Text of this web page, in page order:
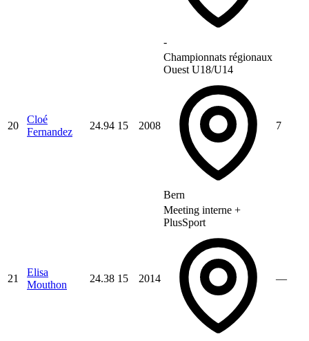
-
20
Cloé
Fernandez
24.94 15 2008
Championnats régionaux
Ouest U18/U14
Bern
7
21
Elisa
Mouthon
24.38 15 2014
Meeting interne +
PlusSport
—